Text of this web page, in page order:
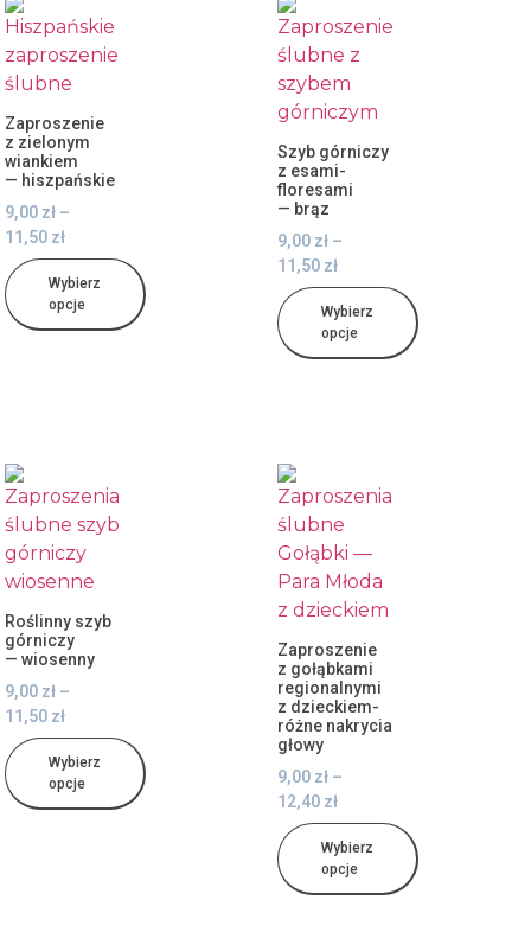
Zaproszenie
z zielonym
wiankiem
— hiszpańskie
9,00 zł –
11,50 zł
Wybierz
opcje
Szyb górniczy
z esami-
floresami
— brąz
9,00 zł –
11,50 zł
Wybierz
opcje
Roślinny szyb
górniczy
— wiosenny
9,00 zł –
11,50 zł
Wybierz
opcje
Zaproszenie
z gołąbkami
regionalnymi
z dzieckiem-
różne nakrycia
głowy
9,00 zł –
12,40 zł
Wybierz
opcje